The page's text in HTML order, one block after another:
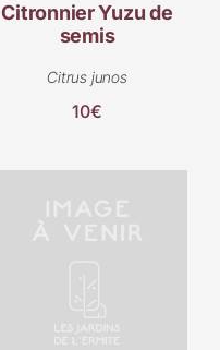
Citronnier Yuzu de
semis
Citrus junos
10€